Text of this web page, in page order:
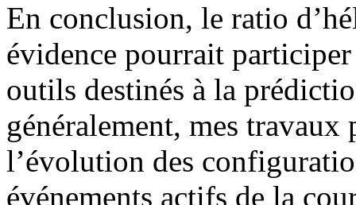
En conclusion, le ratio
évidence pourrait
outils destinés à la
généralement, mes
l’évolution des
événements actifs de la